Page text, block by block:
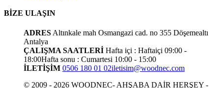
BİZE ULAŞIN
ADRES Altınkale mah Osmangazi cad. no 355 Döşemealtı
Antalya
ÇALIŞMA SAATLERİ Hafta içi : Haftaiçi 09:00 -
18:00Hafta sonu : Cumartesi 10:00 - 15:00
İLETİŞİM 0506 180 01 02iletisim@woodnec.com
© 2009 - 2026 WOODNEC- AHŞABA DAİR HERŞEY -